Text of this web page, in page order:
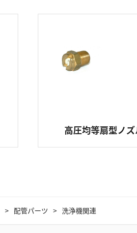
高圧均等扇型ノ
配管パーツ 洗浄機関連